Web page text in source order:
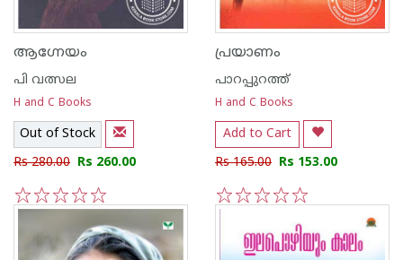
ആഗ്നേയം
പി വത്സല
H and C Books
Out of Stock
Rs 280.00 Rs 260.00
5
4
3
2
1
പ്രയാണം
പാറപ്പുറത്ത്‌
H and C Books
Add to Cart
Rs 165.00 Rs 153.00
1